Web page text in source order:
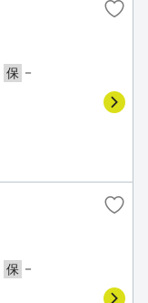
保 －
保 －